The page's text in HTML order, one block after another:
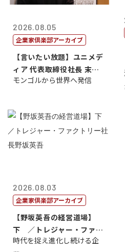
2026.08.05
企業家倶楽部アーカイブ
【言いたい放題】ユニメデ
ィア 代表取締役社長 末田
真
モンゴルから世界へ発信
2026.08.03
企業家倶楽部アーカイブ
【野坂英吾の経営道場】
下 ／トレジャー・ファク
トリー社長野坂...
時代を捉え進化し続ける企